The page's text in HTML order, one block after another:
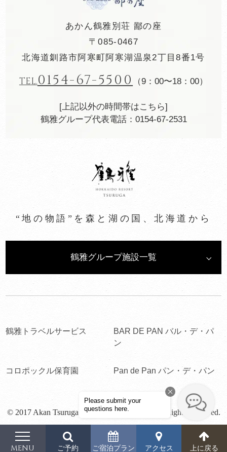
あかん鶴雅別荘 鄙の座
〒085-0467
北海道釧路市阿寒町阿寒湖温泉2丁目8番1号
TEL.0154-67-5500 （9：00〜18：00）
[上記以外の時間帯はこちら]
鶴雅グループ代表電話：0154-67-2531
“地の物語”を森と湖の国、北海道から
鶴雅グループ施設一覧
鶴雅トラベルサービス
BAR DE PAN バル・デ・パ
ン
コロポックル保育園 Pan de Pan パン・デ・パン
© 2017 Akan Tsuruga Bessou HINANOZA. All Rights Reserved.
MENU ご予約 ご宿泊プラン アクセス 上に戻る